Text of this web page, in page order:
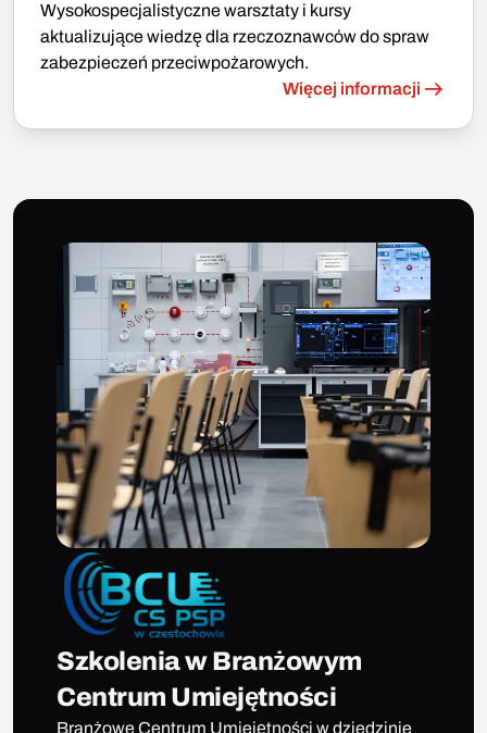
Wysokospecjalistyczne warsztaty i kursy
aktualizujące wiedzę dla rzeczoznawców do spraw
zabezpieczeń przeciwpożarowych.
Więcej informacji
Szkolenia w Branżowym
Centrum Umiejętności
Branżowe Centrum Umiejętności w dziedzinie